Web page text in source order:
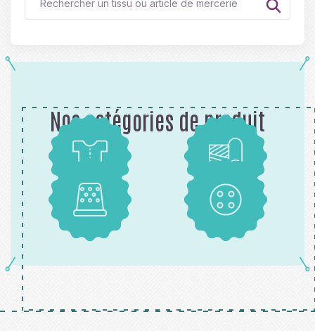
Nos catégories de produit
Patrons Tissus
Mercerie Boutons